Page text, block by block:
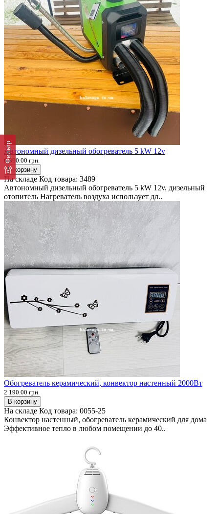
Фильтр
Автономный дизельный обогреватель 5 kW 12v
6 390.00 грн.
В корзину
На складе Код товара: 3489
Автономный дизельный обогреватель 5 kW 12v, дизельный
отопитель Нагреватель воздуха использует дл..
Обогреватель керамический, конвектор настенный 2000Вт
2 190.00 грн.
В корзину
На складе Код товара: 0055-25
Конвектор настенный, обогреватель керамический для дома
Эффективное тепло в любом помещении до 40..